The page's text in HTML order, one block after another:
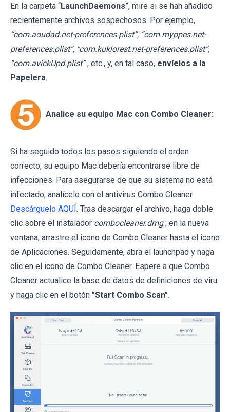
En la carpeta “LaunchDaemons”, mire si se han añadido
recientemente archivos sospechosos. Por ejemplo,
“com.aoudad.net-preferences.plist”, “com.myppes.net-
preferences.plist”, "com.kuklorest.net-preferences.plist”,
“com.avickUpd.plist” , etc., y, en tal caso, envíelos a la
Papelera.
Analice su equipo Mac con Combo Cleaner:
Si ha seguido todos los pasos siguiendo el orden
correcto, su equipo Mac debería encontrarse libre de
infecciones. Para asegurarse de que su sistema no está
infectado, analícelo con el antivirus Combo Cleaner.
Descárguelo AQUÍ. Tras descargar el archivo, haga doble
clic sobre el instalador combocleaner.dmg ; en la nueva
ventana, arrastre el icono de Combo Cleaner hasta el icono
de Aplicaciones. Seguidamente, abra el launchpad y haga
clic en el icono de Combo Cleaner. Espere a que Combo
Cleaner actualice la base de datos de definiciones de viru
y haga clic en el botón "Start Combo Scan".